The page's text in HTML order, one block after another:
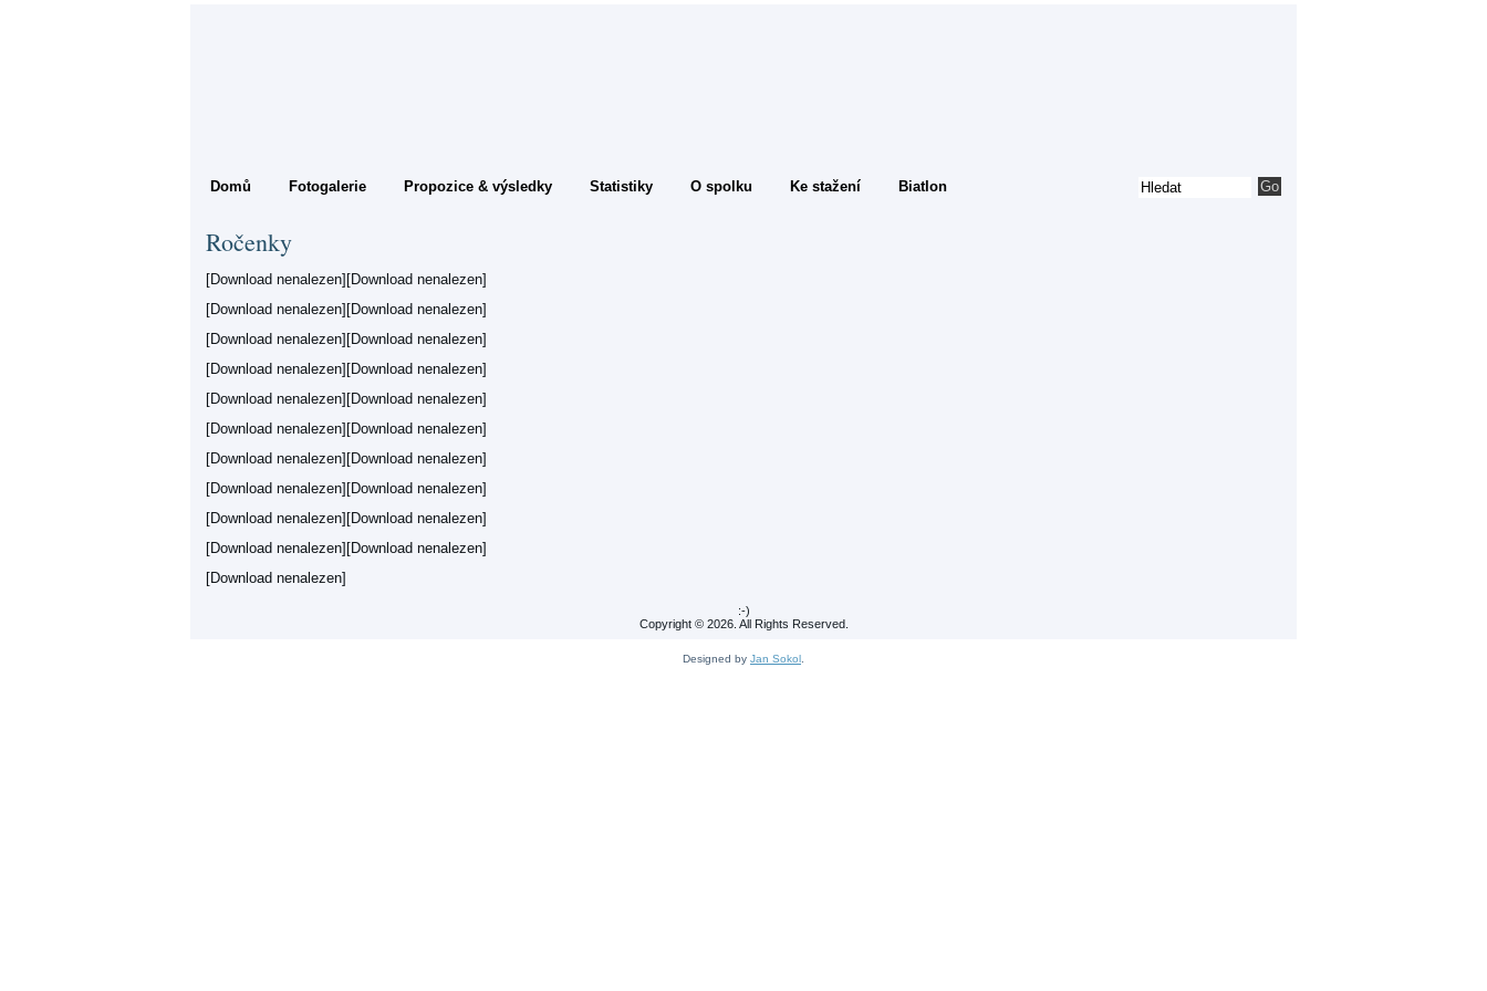
Domů Fotogalerie Propozice & výsledky Statistiky O spolku Ke stažení Biatlon
Ročenky
[Download nenalezen][Download nenalezen]
[Download nenalezen][Download nenalezen]
[Download nenalezen][Download nenalezen]
[Download nenalezen][Download nenalezen]
[Download nenalezen][Download nenalezen]
[Download nenalezen][Download nenalezen]
[Download nenalezen][Download nenalezen]
[Download nenalezen][Download nenalezen]
[Download nenalezen][Download nenalezen]
[Download nenalezen][Download nenalezen]
[Download nenalezen]
:-)
Copyright © 2026. All Rights Reserved.
Designed by Jan Sokol